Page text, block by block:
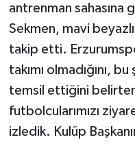
antrenman sahasına
Sekmen, mavi beyazlı
takip etti.
takımı olmadığını,
temsil ettiğini
futbolcularımızı
izledik. Kulüp